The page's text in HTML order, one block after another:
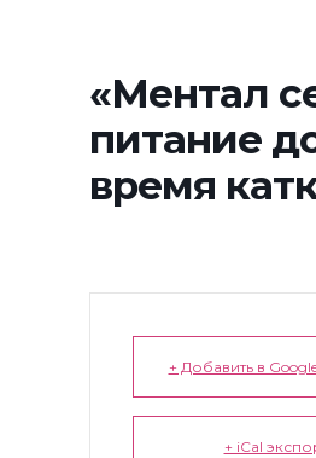
«Ментал
питание
время
+ Добавить в
+ iCal